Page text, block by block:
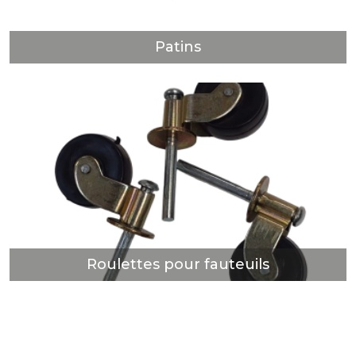
Patins
Roulettes pour fauteuils
Roulettes pour fauteuils
DÉCOUVRIR